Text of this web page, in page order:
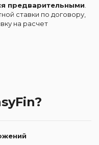
предварительными
ставки по договору,
на расчет